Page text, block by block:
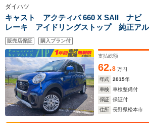
ダイハツ
キャスト アクティバ 660 X SAII ナビ
レーキ アイドリングストップ 純正
一年間保証付き 車検整備付き
販売店保証 購入プラン付
支払総額
62.8 万円
年式
2015年
車検
車検整備付
保証
保証付
住所
長野県松本市